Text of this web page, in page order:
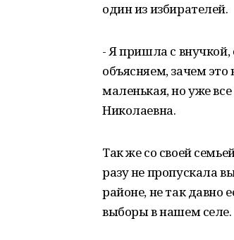
один из избирателей.
- Я пришла с внучкой,
объясняем, зачем
маленькая, но уже
Николаевна.
Так же со своей
разу не пропускала
районе, не так давно
выборы в нашем селе.